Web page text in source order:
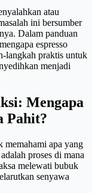
atau
ini bersumber
Dalam panduan
espresso
langkah praktis untuk
menjadi
Mengapa
Pahit?
memahami apa yang
proses di mana
melewati bubuk
senyawa